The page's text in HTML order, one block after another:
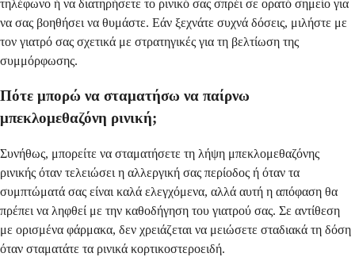
τηλέφωνο ή να διατηρήσετε το ρινικό σας σπρέι σε ορατό σημείο για
να σας βοηθήσει να θυμάστε. Εάν ξεχνάτε συχνά δόσεις, μιλήστε με
τον γιατρό σας σχετικά με στρατηγικές για τη βελτίωση της
συμμόρφωσης.
Πότε μπορώ να σταματήσω να παίρνω
μπεκλομεθαζόνη ρινική;
Συνήθως, μπορείτε να σταματήσετε τη λήψη μπεκλομεθαζόνης
ρινικής όταν τελειώσει η αλλεργική σας περίοδος ή όταν τα
συμπτώματά σας είναι καλά ελεγχόμενα, αλλά αυτή η απόφαση θα
πρέπει να ληφθεί με την καθοδήγηση του γιατρού σας. Σε αντίθεση
με ορισμένα φάρμακα, δεν χρειάζεται να μειώσετε σταδιακά τη δόση
όταν σταματάτε τα ρινικά κορτικοστεροειδή.